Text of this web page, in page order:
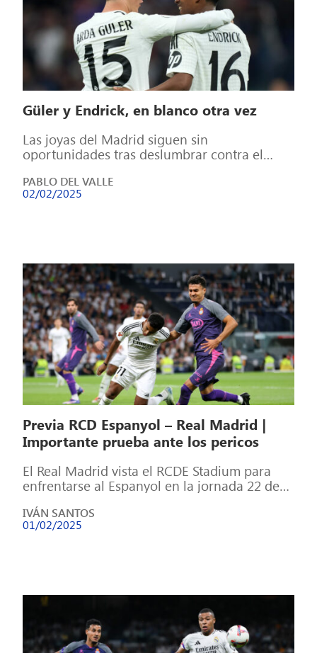
Güler y Endrick, en blanco otra vez
Las joyas del Madrid siguen sin
oportunidades tras deslumbrar contra el
PABLO DEL VALLE
02/02/2025
Previa RCD Espanyol – Real Madrid |
Importante prueba ante los pericos
El Real Madrid vista el RCDE Stadium para
enfrentarse al Espanyol en la jornada 22 de
IVÁN SANTOS
01/02/2025